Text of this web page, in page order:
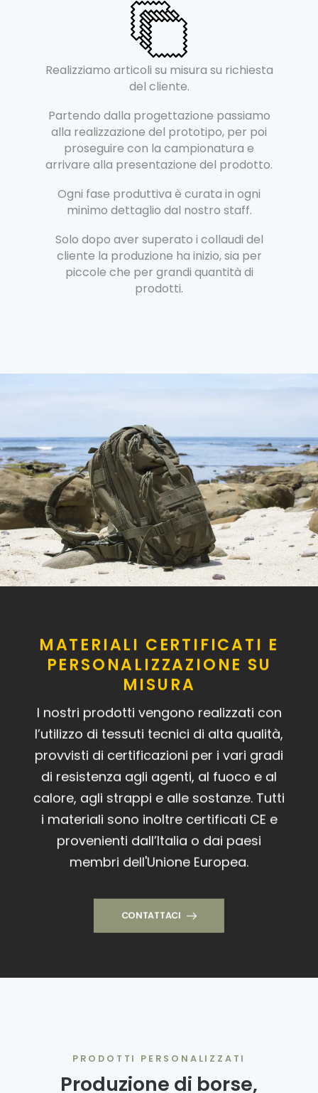
Realizziamo articoli su misura su richiesta
del cliente.
Partendo dalla progettazione passiamo
alla realizzazione del prototipo, per poi
proseguire con la campionatura e
arrivare alla presentazione del prodotto.
Ogni fase produttiva è curata in ogni
minimo dettaglio dal nostro staff.
Solo dopo aver superato i collaudi del
cliente la produzione ha inizio, sia per
piccole che per grandi quantità di
prodotti.
MATERIALI CERTIFICATI E
PERSONALIZZAZIONE SU
MISURA
I nostri prodotti vengono realizzati con
l’utilizzo di tessuti tecnici di alta qualità,
provvisti di certificazioni per i vari gradi
di resistenza agli agenti, al fuoco e al
calore, agli strappi e alle sostanze. Tutti
i materiali sono inoltre certificati CE e
provenienti dall’Italia o dai paesi
membri dell'Unione Europea.
CONTATTACI
PRODOTTI PERSONALIZZATI
Produzione di borse,